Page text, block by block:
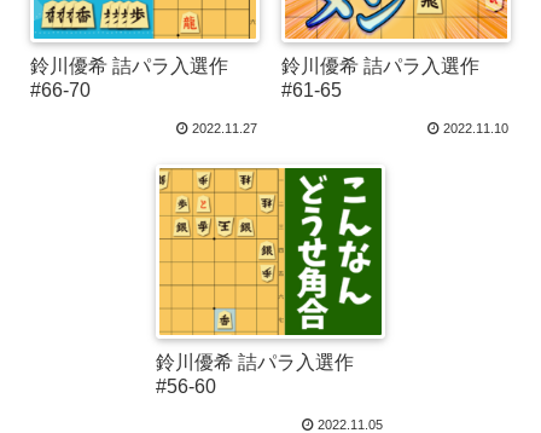
鈴川優希 詰パラ入選作
#66-70
2022.11.27
鈴川優希 詰パラ入選作
#61-65
2022.11.10
鈴川優希 詰パラ入選作
#56-60
2022.11.05